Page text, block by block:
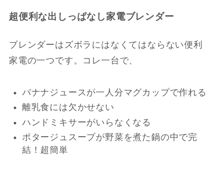
超便利な出しっぱなし家電ブレンダー
ブレンダーはズボラにはなくてはならない便利
家電の一つです。コレ一台で、
バナナジュースが一人分マグカップで作れる
離乳食には欠かせない
ハンドミキサーがいらなくなる
ポタージュスープが野菜を煮た鍋の中で完
結！超簡単